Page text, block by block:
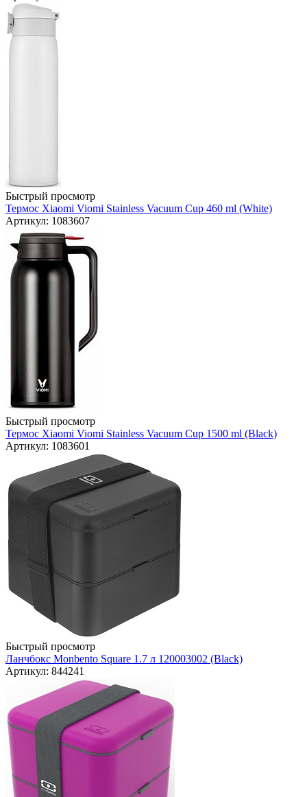
Быстрый просмотр
Термос Xiaomi Viomi Stainless Vacuum Cup 460 ml (White)
Артикул: 1083607
Быстрый просмотр
Термос Xiaomi Viomi Stainless Vacuum Cup 1500 ml (Black)
Артикул: 1083601
Быстрый просмотр
Ланчбокс Monbento Square 1.7 л 120003002 (Black)
Артикул: 844241